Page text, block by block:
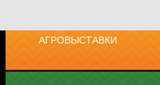
АГРОВЫСТАВКИ